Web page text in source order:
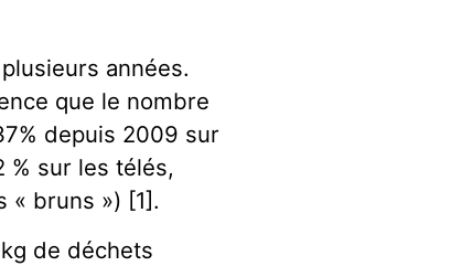
années.
que le nombre
depuis 2009 sur
% sur les télés,
« bruns ») [1].
de déchets